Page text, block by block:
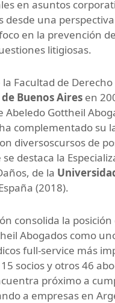
en asuntos
desde una
en la prevención de
litigiosas.
Facultad de Derecho
Buenos Aires en
Abeledo Gottheil
complementado su
diversoscursos de
destaca la
de la
(2018).
consolida la posición
Abogados como
full-service más
socios y otros 46
próximo a
a empresas en